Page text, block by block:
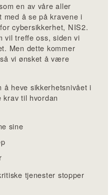
en av våre aller
å se på kravene i
cybersikkerhet, NIS2.
vil treffe oss, siden vi
Men dette kommer
vi ønsket å være
å heve sikkerhetsnivået i
krav til hvordan
sine
tjenester stopper